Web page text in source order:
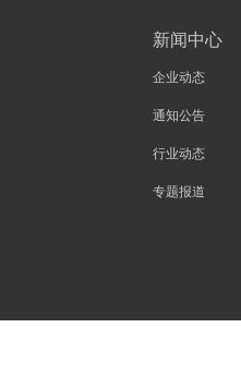
新闻中心
企业动态
通知公告
行业动态
专题报道